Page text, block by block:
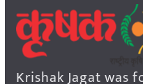
Krishak Jagat was